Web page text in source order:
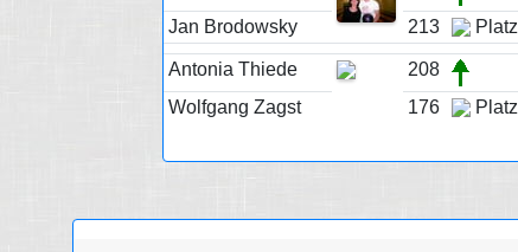
Jan Brodowsky
213
Antonia Thiede
208
Wolfgang Zagst
176